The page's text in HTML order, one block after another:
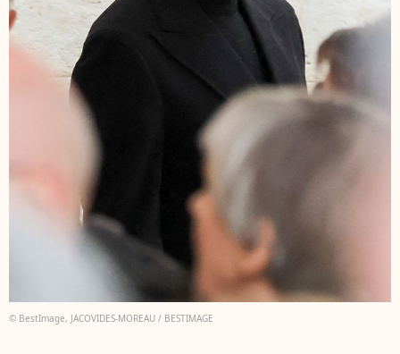
© BestImage, JACOVIDES-MOREAU / BESTIMAGE